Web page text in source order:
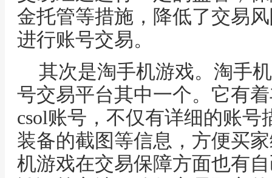
金托管等措施，降低了交易
进行账号交易。
其次是淘手机游戏。淘手
号交易平台其中一个。它有
csol账号，不仅有详细的账
装备的截图等信息，方便买
机游戏在交易保障方面也有